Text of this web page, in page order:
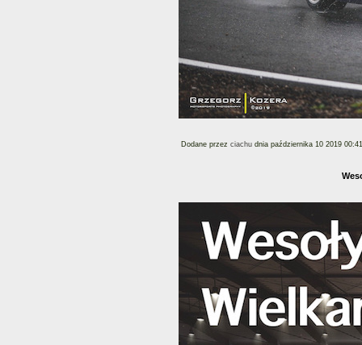
Dodane przez ciachu dnia października 10 2019